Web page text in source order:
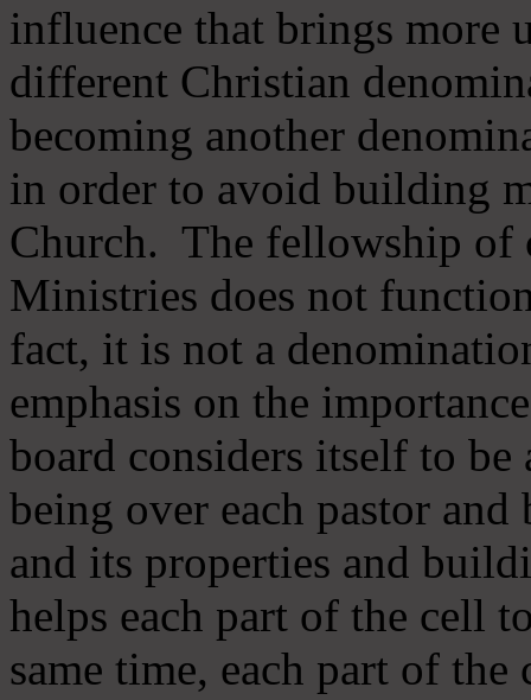
influence that brings more
different Christian
becoming another
in order to avoid building
Church. The fellowship of
Ministries does not
fact, it is not a
emphasis on the
board considers itself to be
being over each pastor
and its properties and
helps each part of the cell
same time, each part of